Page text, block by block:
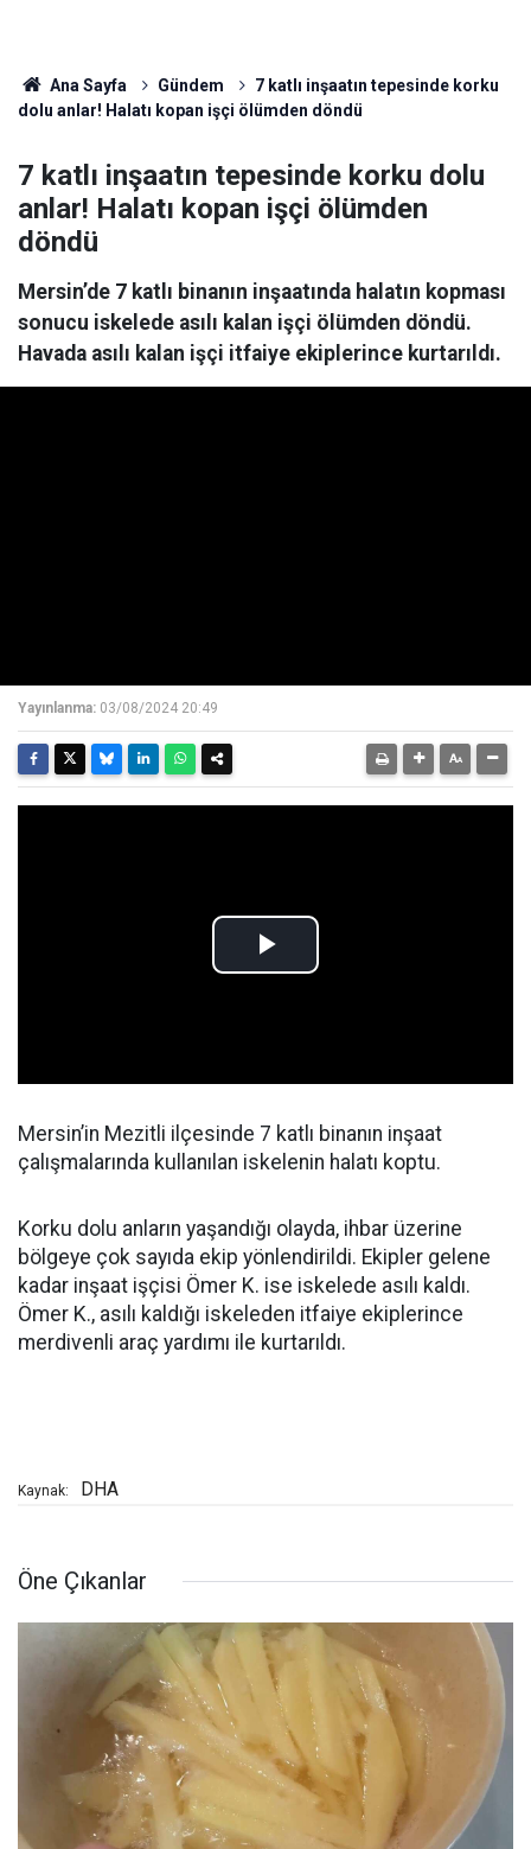
Ana Sayfa Gündem
7 katlı inşaatın tepesinde korku
dolu anlar! Halatı kopan işçi ölümden döndü
7 katlı inşaatın tepesinde korku dolu
anlar! Halatı kopan işçi ölümden
döndü
Mersin’de 7 katlı binanın inşaatında halatın kopması
sonucu iskelede asılı kalan işçi ölümden döndü.
Havada asılı kalan işçi itfaiye ekiplerince kurtarıldı.
Yayınlanma: 03/08/2024 20:49
Mersin’in Mezitli ilçesinde 7 katlı binanın inşaat
çalışmalarında kullanılan iskelenin halatı koptu.
Korku dolu anların yaşandığı olayda, ihbar üzerine
bölgeye çok sayıda ekip yönlendirildi. Ekipler gelene
kadar inşaat işçisi Ömer K. ise iskelede asılı kaldı.
Ömer K., asılı kaldığı iskeleden itfaiye ekiplerince
merdivenli araç yardımı ile kurtarıldı.
Kaynak: DHA
Öne Çıkanlar